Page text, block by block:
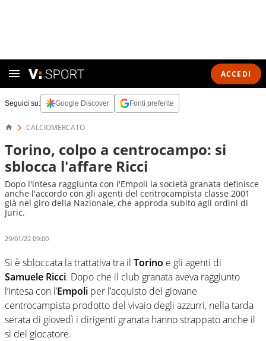
ACCEDI
Seguici su: Google Discover Fonti preferite
CALCIOMERCATO
Torino, colpo a centrocampo: si
sblocca l'affare Ricci
Dopo l'intesa raggiunta con l'Empoli la società granata definisce
anche l'accordo con gli agenti del centrocampista classe 2001
già nel giro della Nazionale, che approda subito agli ordini di
Juric.
29/01/22 09:00
Si è sbloccata la trattativa tra il Torino e gli agenti di
Samuele Ricci. Dopo che il club granata aveva raggiunto
l’intesa con l’Empoli per l’acquisto del giovane
centrocampista prodotto del vivaio degli azzurri, nella tarda
serata di giovedì i dirigenti granata hanno strappato anche il
sì del giocatore.